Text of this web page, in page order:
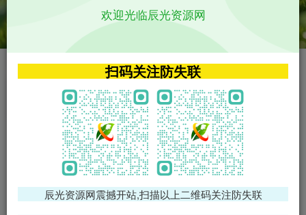
VIP特权介绍 APP源码
VIP特权介绍
火
VIP特权介绍
影视源码
影视源码
免费领支付宝红包
腾讯轻量4核4G3M服务器38元/
欢迎光临辰光资源网
扫码关注防失联
辰光资源网震撼开站,扫描以上二维码关注防失联